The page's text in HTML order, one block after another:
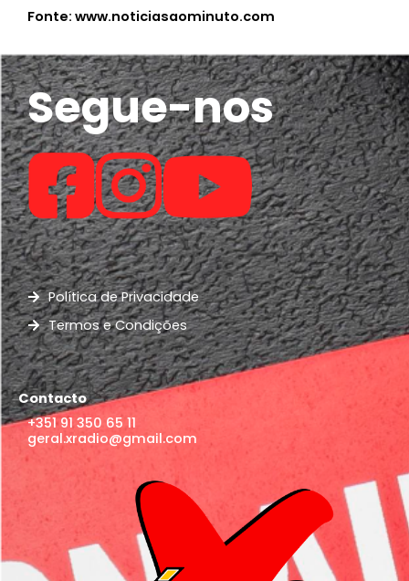
Fonte: www.noticiasaominuto.com
Segue-nos
Política de Privacidade
Termos e Condições
Contacto
+351 91 350 65 11
geral.xradio@gmail.com